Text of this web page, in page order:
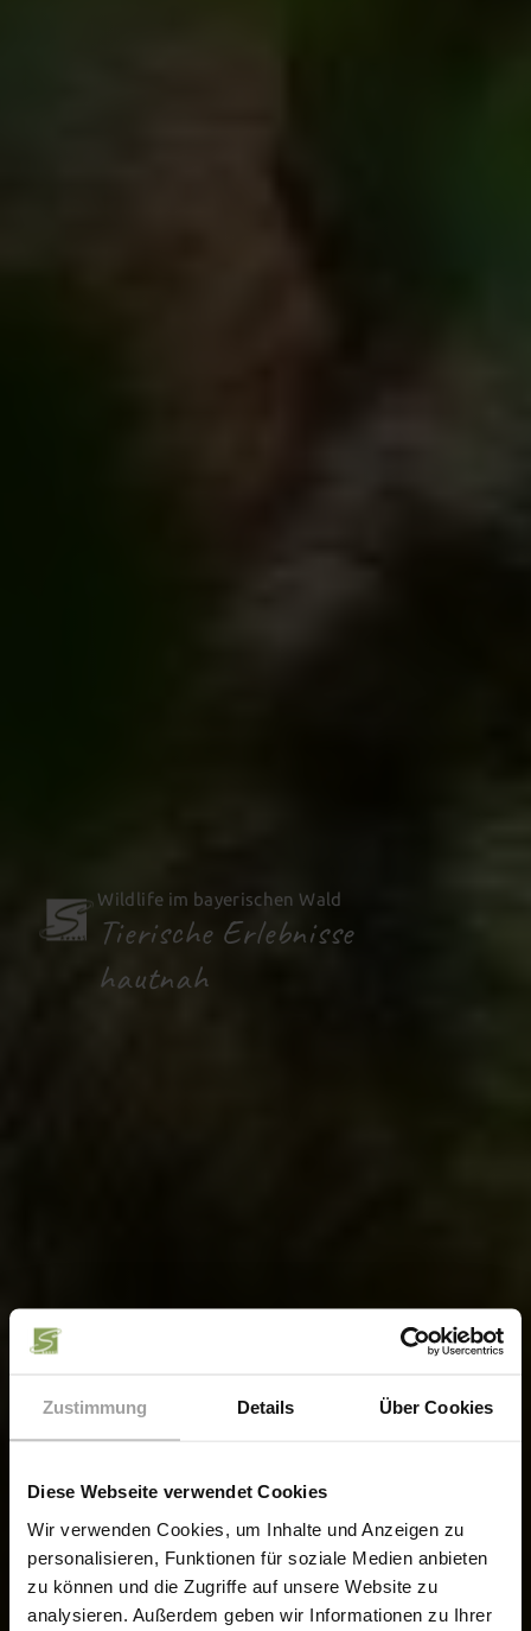
Zustimmung Details Über Cookies
Diese Webseite verwendet Cookies
Wir verwenden Cookies, um Inhalte und Anzeigen zu
personalisieren, Funktionen für soziale Medien anbieten
zu können und die Zugriffe auf unsere Website zu
analysieren. Außerdem geben wir Informationen zu Ihrer
Wildlife im bayerischen Wald
Tierische Erlebnisse
hautnah